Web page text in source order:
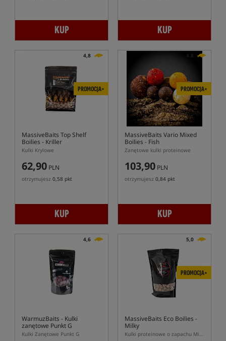
KUP KUP
4,8
PROMOCJA+
MassiveBaits Top Shelf
Boilies - Kriller
Kulki Krylowe
62,90 PLN
otrzymujesz 0,58 pkt
KUP
4,8
PROMOCJA+
MassiveBaits Vario Mixed
Boilies - Fish
Zanętowe kulki proteinowe
103,90 PLN
otrzymujesz 0,84 pkt
KUP
4,6
WarmuzBaits - Kulki
zanętowe Punkt G
Kulki Zanętowe Punkt G
5,0
PROMOCJA+
MassiveBaits Eco Boilies -
Milky
Kulki proteinowe o zapachu Milky